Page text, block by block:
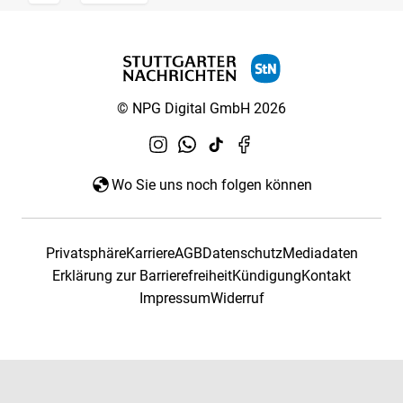
© NPG Digital GmbH 2026
Wo Sie uns noch folgen können
PrivatsphäreKarriereAGBDatenschutzMediadaten
Erklärung zur BarrierefreiheitKündigungKontakt
ImpressumWiderruf